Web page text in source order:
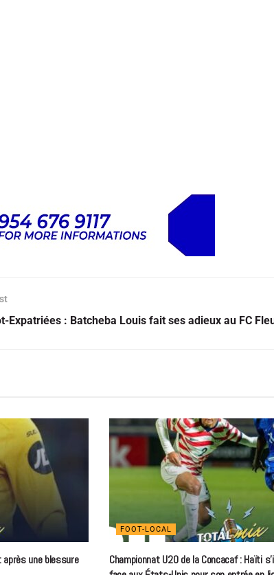
Expatriées : Batcheba Louis fait ses adieux au FC
après une blessure
FOOT-LOCAL
Championnat U20 de la Concacaf : Haïti